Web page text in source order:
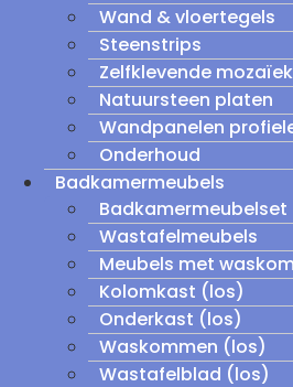
Wand & vloertegels
Steenstrips
Zelfklevende
Natuursteen platen
Wandpanelen
Onderhoud
Badkamermeubels
Badkamermeubelset
Wastafelmeubels
Meubels met waskom
Kolomkast (los)
Onderkast (los)
Waskommen (los)
Wastafelblad (los)